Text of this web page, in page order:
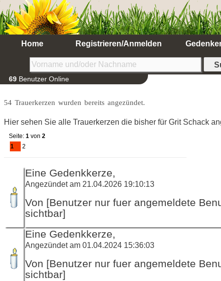
Home Registrieren/Anmelden
69 Benutzer Online
54 Trauerkerzen wurden bereits angezündet.
Hier sehen Sie alle Trauerkerzen die bisher für Grit Schack
Seite: 1 von 2
1
2
Eine Gedenkkerze,
Angezündet am 21.04.2026 19:10:13
Von [Benutzer nur fuer angemeldete
sichtbar]
Eine Gedenkkerze,
Angezündet am 01.04.2024 15:36:03
Von [Benutzer nur fuer angemeldete
sichtbar]